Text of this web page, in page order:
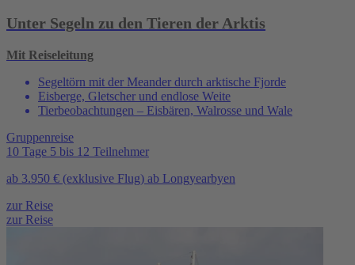
Unter Segeln zu den Tieren der Arktis
Mit Reiseleitung
Segeltörn mit der Meander durch arktische Fjorde
Eisberge, Gletscher und endlose Weite
Tierbeobachtungen – Eisbären, Walrosse und Wale
Gruppenreise
10 Tage 5 bis 12 Teilnehmer
ab 3.950 € (exklusive Flug) ab Longyearbyen
zur Reise
zur Reise